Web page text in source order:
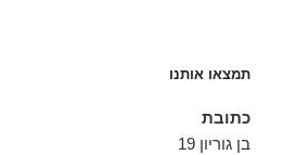
תמצאו אותנו
כתובת
בן גוריון 19